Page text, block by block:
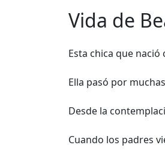
Vida de
Esta chica que
Ella pasó por
Desde la
Cuando los padres